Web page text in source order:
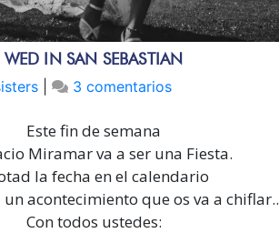
WED IN SAN SEBASTIAN
3 comentariosen
San
Sebastian
Este fin de semana
Miramar va a ser una Fiesta.
la fecha en el calendario
acontecimiento que os va a chiflar..
Con todos ustedes: